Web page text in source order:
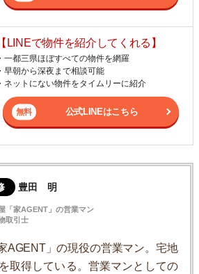
【LINEで物件を紹介してくれる】
・一都三県ほぼすべての物件を網羅
・早朝から深夜まで相談可能
・ネットにない物件をタイムリーに紹介
公式LINEはこちら
豊田 明
「家AGENT」の営業マン
取引士
AGENT」の現役の営業マン。宅地
取得している。営業マンとしての